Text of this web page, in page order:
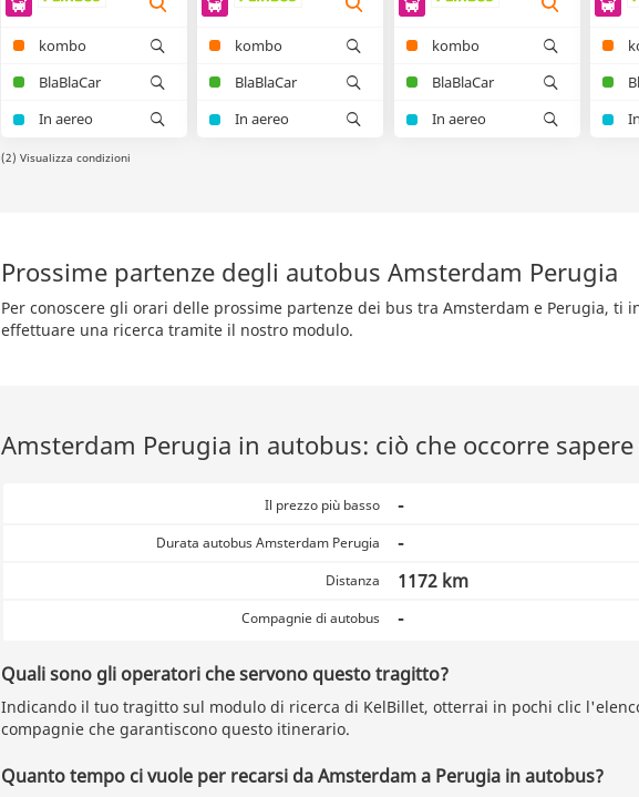
kombo
BlaBlaCar
In aereo
kombo
BlaBlaCar
In aereo
kombo
BlaBlaCar
In aereo
(2) Visualizza condizioni
Prossime partenze degli autobus Amsterdam Perugia
Per conoscere gli orari delle prossime partenze dei bus tra Amsterdam e Perugia, ti
effettuare una ricerca tramite il nostro modulo.
Amsterdam Perugia in autobus: ciò che occorre
Il prezzo più basso -
Durata autobus Amsterdam Perugia -
Distanza 1172 km
Compagnie di autobus -
Quali sono gli operatori che servono questo tragitto?
Indicando il tuo tragitto sul modulo di ricerca di KelBillet, otterrai in pochi clic
compagnie che garantiscono questo itinerario.
Quanto tempo ci vuole per recarsi da Amsterdam a Perugia in autobus?